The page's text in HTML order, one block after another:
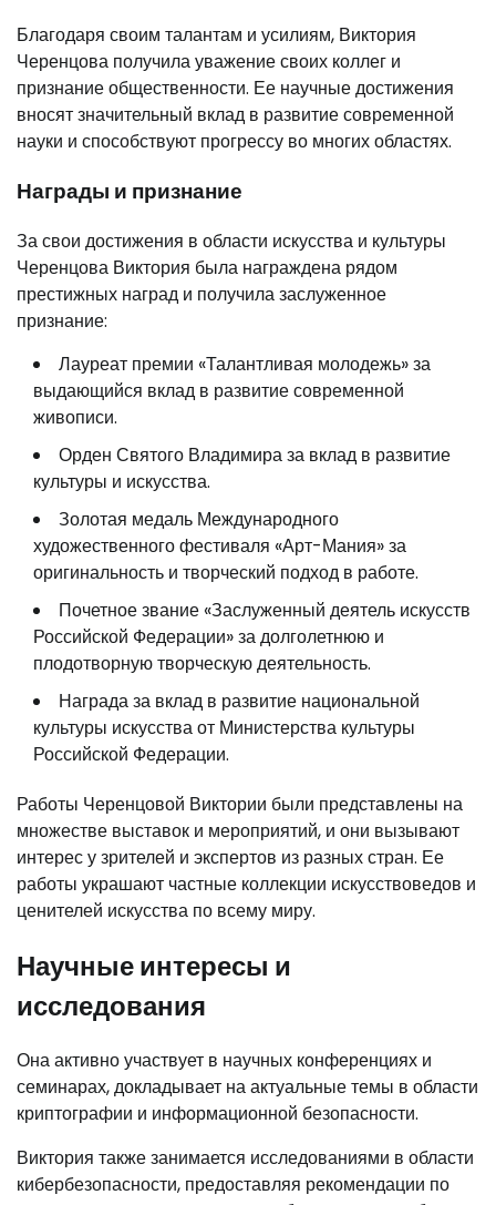
Благодаря своим талантам и усилиям, Виктория
Черенцова получила уважение своих коллег и
признание общественности. Ее научные достижения
вносят значительный вклад в развитие современной
науки и способствуют прогрессу во многих областях.
Награды и признание
За свои достижения в области искусства и культуры
Черенцова Виктория была награждена рядом
престижных наград и получила заслуженное
признание:
Лауреат премии «Талантливая молодежь» за
выдающийся вклад в развитие современной
живописи.
Орден Святого Владимира за вклад в развитие
культуры и искусства.
Золотая медаль Международного
художественного фестиваля «Арт-Мания» за
оригинальность и творческий подход в работе.
Почетное звание «Заслуженный деятель искусств
Российской Федерации» за долголетнюю и
плодотворную творческую деятельность.
Награда за вклад в развитие национальной
культуры искусства от Министерства культуры
Российской Федерации.
Работы Черенцовой Виктории были представлены на
множестве выставок и мероприятий, и они вызывают
интерес у зрителей и экспертов из разных стран. Ее
работы украшают частные коллекции искусствоведов и
ценителей искусства по всему миру.
Научные интересы и
исследования
Она активно участвует в научных конференциях и
семинарах, докладывает на актуальные темы в области
криптографии и информационной безопасности.
Виктория также занимается исследованиями в области
кибербезопасности, предоставляя рекомендации по